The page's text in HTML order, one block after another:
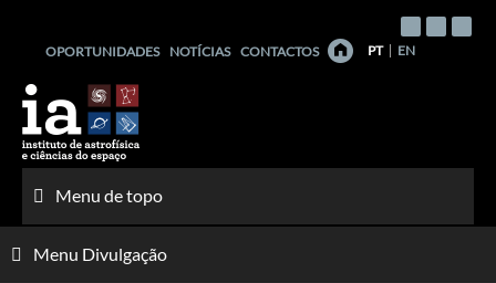
conteúdo
OPORTUNIDADES NOTÍCIAS CONTACTOS PT EN
Menu de topo
Menu Divulgação